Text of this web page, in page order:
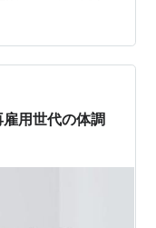
るケースが非常
面目な人ほど体
き方の変化と体調
。 再雇用世代に多
てしまう理由 再
用世代の体調